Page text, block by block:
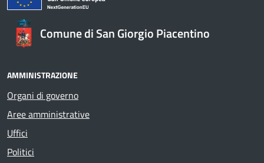
Comune di San Giorgio Piacentino
AMMINISTRAZIONE
Organi di governo
Aree amministrative
Uffici
Politici